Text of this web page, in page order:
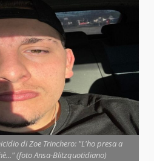
di Zoe Trinchero: "L'ho presa a
(foto Ansa-Blitzquotidiano)